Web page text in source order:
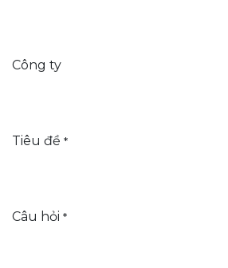
Công ty
Tiêu đề *
Câu hỏi *